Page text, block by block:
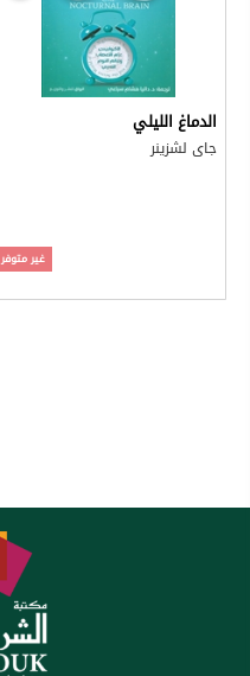
الدماغ الليلي
جاى لشزينر
غير متوفر